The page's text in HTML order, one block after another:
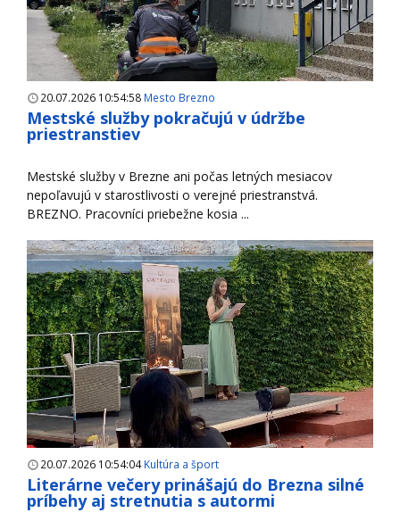
20.07.2026 10:54:58 Mesto Brezno
Mestské služby pokračujú v údržbe
priestranstiev
Mestské služby v Brezne ani počas letných mesiacov
nepoľavujú v starostlivosti o verejné priestranstvá.
BREZNO. Pracovníci priebežne kosia ...
20.07.2026 10:54:04Kultúra a šport
Literárne večery prinášajú do Brezna silné
príbehy aj stretnutia s autormi